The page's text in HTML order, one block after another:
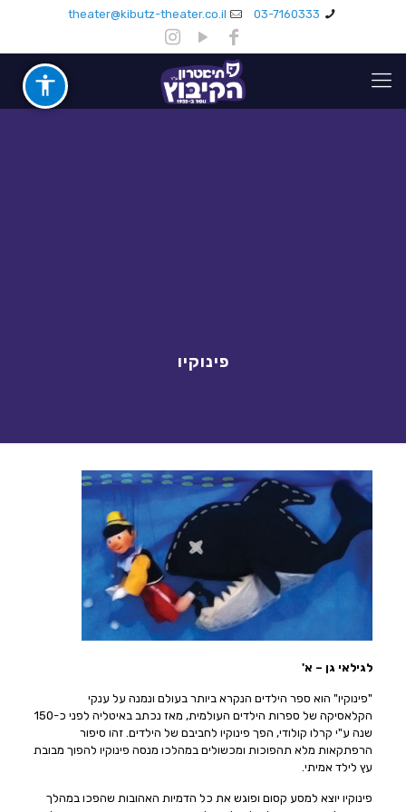
03-7160333
theater@kibutz-theater.co.il
פינוקיו
לגילאי גן – א'
"פינוקיו" הוא ספר הילדים הנקרא ביותר בעולם ונמנה על ענקי
הקלאסיקה של ספרות הילדים העולמית, מאז נכתב באיטליה לפני כ-150
שנה ע"י קרלו קולודי, הפך פינוקיו לחביבם של הילדים. זהו סיפור
הרפתקאות מלא תהפוכות ומכשולים במהלכו מנסה פינוקיו להפוך מבובת
עץ לילד אמיתי.
פינוקיו יוצא למסע קסום ופוגש את כל הדמיות האהובות שהפכו במהלך